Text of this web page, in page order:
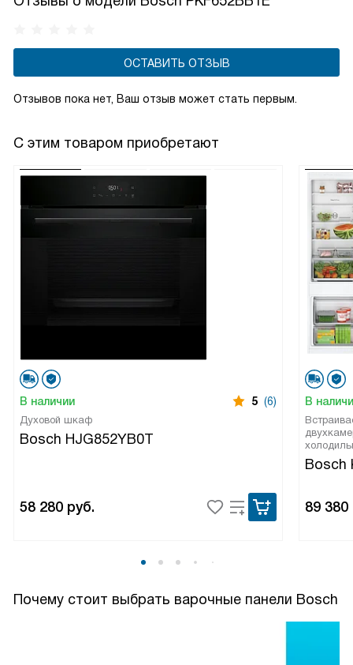
ОСТАВИТЬ ОТЗЫВ
Отзывов пока нет, Ваш отзыв может стать первым.
С этим товаром приобретают
В наличии 5 (6)
Духовой шкаф
Bosch HJG852YB0T
58 280 руб.
В
Bosch
89 380
Почему стоит выбрать варочные панели Bosch